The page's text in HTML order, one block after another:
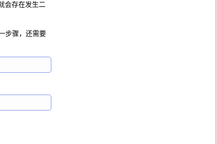
会存在发生二
步骤，还需要